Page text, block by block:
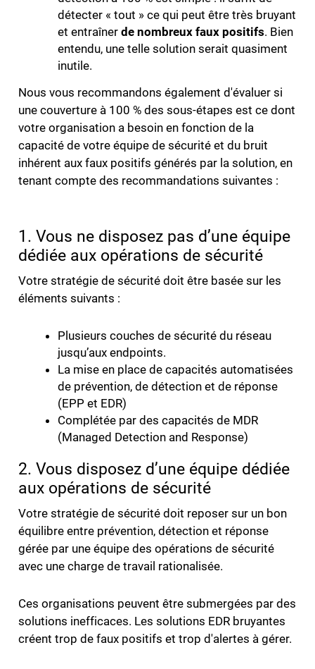
détecter « tout » ce qui peut être très bruyant
et entraîner de nombreux faux positifs. Bien
entendu, une telle solution serait quasiment
inutile.
Nous vous recommandons également d'évaluer si
une couverture à 100 % des sous-étapes est ce dont
votre organisation a besoin en fonction de la
capacité de votre équipe de sécurité et du bruit
inhérent aux faux positifs générés par la solution, en
tenant compte des recommandations suivantes :
1. Vous ne disposez pas d’une équipe
dédiée aux opérations de sécurité
Votre stratégie de sécurité doit être basée sur les
éléments suivants :
Plusieurs couches de sécurité du réseau
jusqu’aux endpoints.
La mise en place de capacités automatisées
de prévention, de détection et de réponse
(EPP et EDR)
Complétée par des capacités de MDR
(Managed Detection and Response)
2. Vous disposez d’une équipe dédiée
aux opérations de sécurité
Votre stratégie de sécurité doit reposer sur un bon
équilibre entre prévention, détection et réponse
gérée par une équipe des opérations de sécurité
avec une charge de travail rationalisée.
Ces organisations peuvent être submergées par des
solutions inefficaces. Les solutions EDR bruyantes
créent trop de faux positifs et trop d'alertes à gérer.